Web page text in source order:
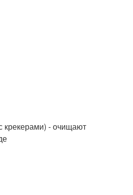
крекерами) - очищают